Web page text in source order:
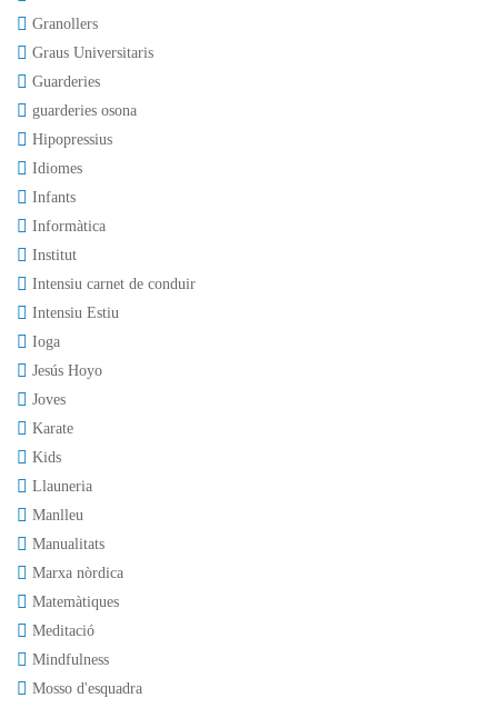
Granollers
Graus Universitaris
Guarderies
guarderies osona
Hipopressius
Idiomes
Infants
Informàtica
Institut
Intensiu carnet de conduir
Intensiu Estiu
Ioga
Jesús Hoyo
Joves
Karate
Kids
Llauneria
Manlleu
Manualitats
Marxa nòrdica
Matemàtiques
Meditació
Mindfulness
Mosso d'esquadra